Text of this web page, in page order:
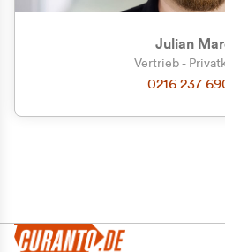
Julian
Vertrieb -
0216 237